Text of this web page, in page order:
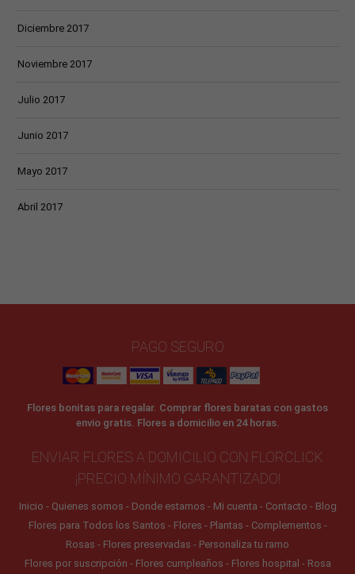
Diciembre 2017
Noviembre 2017
Julio 2017
Junio 2017
Mayo 2017
Abril 2017
PAGO SEGURO
Flores bonitas para regalar. Comprar flores baratas con gastos
envio gratis. Flores a domicilio en 24 horas.
ENVIAR FLORES A DOMICILIO CON FLORCLICK
¡PRECIO MÍNIMO GARANTIZADO!
Inicio Quienes somos Donde estamos Mi cuenta Contacto
Blog
Flores para Todos los Santos
Flores Plantas
Complementos
Rosas
Flores preservadas
Personaliza tu ramo
Flores por suscripción
Flores cumpleaños Flores hospital Rosa